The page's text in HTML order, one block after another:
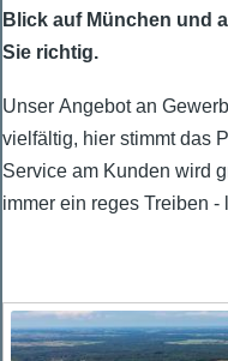
Blick auf München und
Sie richtig.
Unser Angebot an
vielfältig, hier stimmt das
Service am Kunden wird
immer ein reges Treiben -